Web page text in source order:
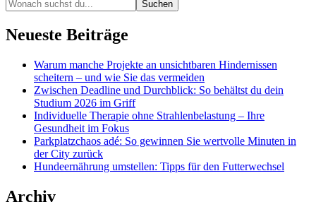
Neueste Beiträge
Warum manche Projekte an unsichtbaren Hindernissen
scheitern – und wie Sie das vermeiden
Zwischen Deadline und Durchblick: So behältst du dein
Studium 2026 im Griff
Individuelle Therapie ohne Strahlenbelastung – Ihre
Gesundheit im Fokus
Parkplatzchaos adé: So gewinnen Sie wertvolle Minuten in
der City zurück
Hundeernährung umstellen: Tipps für den Futterwechsel
Archiv